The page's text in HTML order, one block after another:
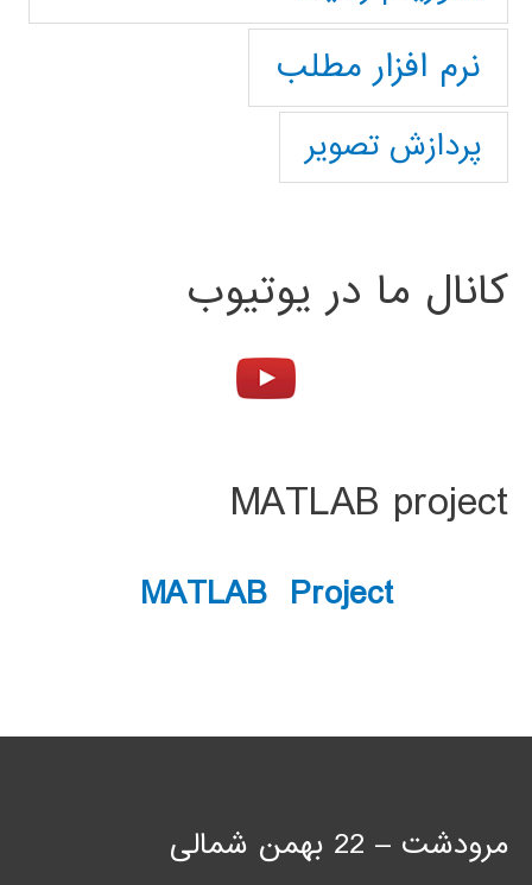
نرم افزار مطلب
پردازش تصویر
کانال ما در یوتیوب
MATLAB project
MATLAB Project
مرودشت – 22 بهمن شمالی